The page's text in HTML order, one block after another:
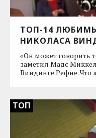
ТОП-14
НИКОЛАСА
«Он может говорить
заметил Мадс
Виндинге Рефне. Что
ТОП